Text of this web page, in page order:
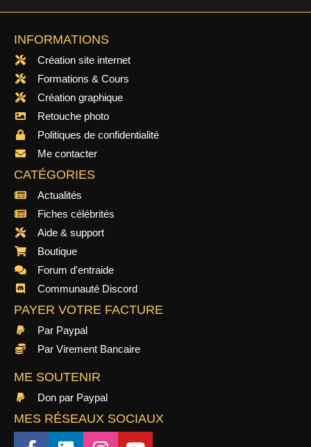
INFORMATIONS
Création site internet
Formations & Cours
Création graphique
Retouche photo
Politiques de confidentialité
Me contacter
CATÉGORIES
Actualités
Fiches célébrités
Aide & support
Boutique
Forum d'entraide
Communauté Discord
PAYER VOTRE FACTURE
Par Paypal
Par Virement Bancaire
ME SOUTENIR
Don par Paypal
MES RÉSEAUX SOCIAUX